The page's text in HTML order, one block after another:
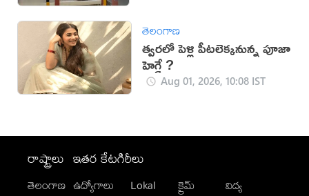
తెలంగాణ
త్వరలో పెళ్లి పీటలెక్కనున్న పూజా
హెగ్డే ?
Aug 01, 2026, 10:08 IST
రాష్ట్రాలు
తెలంగాణ
ఇతర కేటగిరీలు
ఉద్యోగాలు
Lokal
క్రైమ్
విద్య